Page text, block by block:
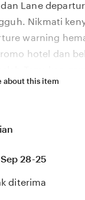
Lane
Nikmati
warning
hotel dan
— hemat waktu
adalah pilihan
about this item
Sep 28-25
diterima